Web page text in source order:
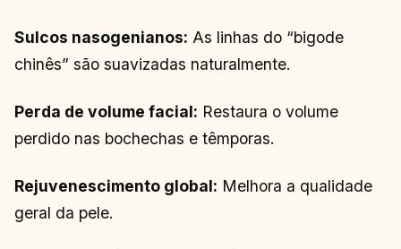
Sulcos nasogenianos: As linhas do “bigode
chinês” são suavizadas naturalmente.
Perda de volume facial: Restaura o volume
perdido nas bochechas e têmporas.
Rejuvenescimento global: Melhora a qualidade
geral da pele.